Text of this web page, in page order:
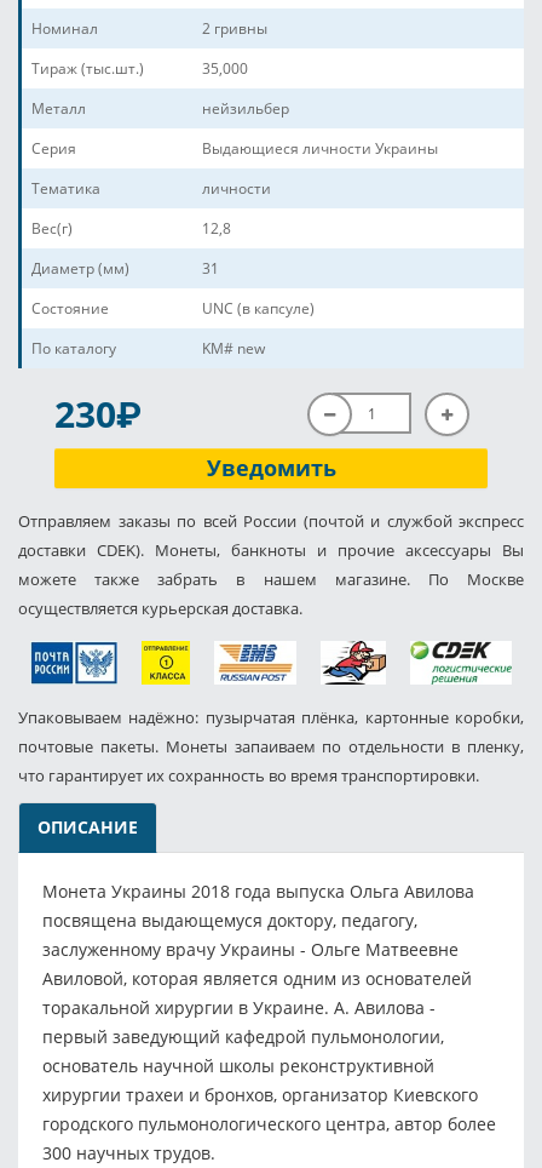
Номинал
2 гривны
Тираж (тыс.шт.)
35,000
Металл
нейзильбер
Серия
Выдающиеся личности Украины
Тематика
личности
Вес(г)
12,8
Диаметр (мм)
31
Состояние
UNC (в капсуле)
По каталогу
KM# new
230P
Уведомить
Отправляем заказы по всей России (почтой и службой экспресс
доставки CDEK). Монеты, банкноты и прочие аксессуары Вы
можете также забрать в нашем магазине. По Москве
осуществляется курьерская доставка.
Упаковываем надёжно: пузырчатая плёнка, картонные коробки,
почтовые пакеты. Монеты запаиваем по отдельности в пленку,
что гарантирует их сохранность во время транспортировки.
ОПИСАНИЕ
Монета Украины 2018 года выпуска Ольга Авилова
посвящена выдающемуся доктору, педагогу,
заслуженному врачу Украины - Ольге Матвеевне
Авиловой, которая является одним из основателей
торакальной хирургии в Украине. А. Авилова -
первый заведующий кафедрой пульмонологии,
основатель научной школы реконструктивной
хирургии трахеи и бронхов, организатор Киевского
городского пульмонологического центра, автор более
300 научных трудов.